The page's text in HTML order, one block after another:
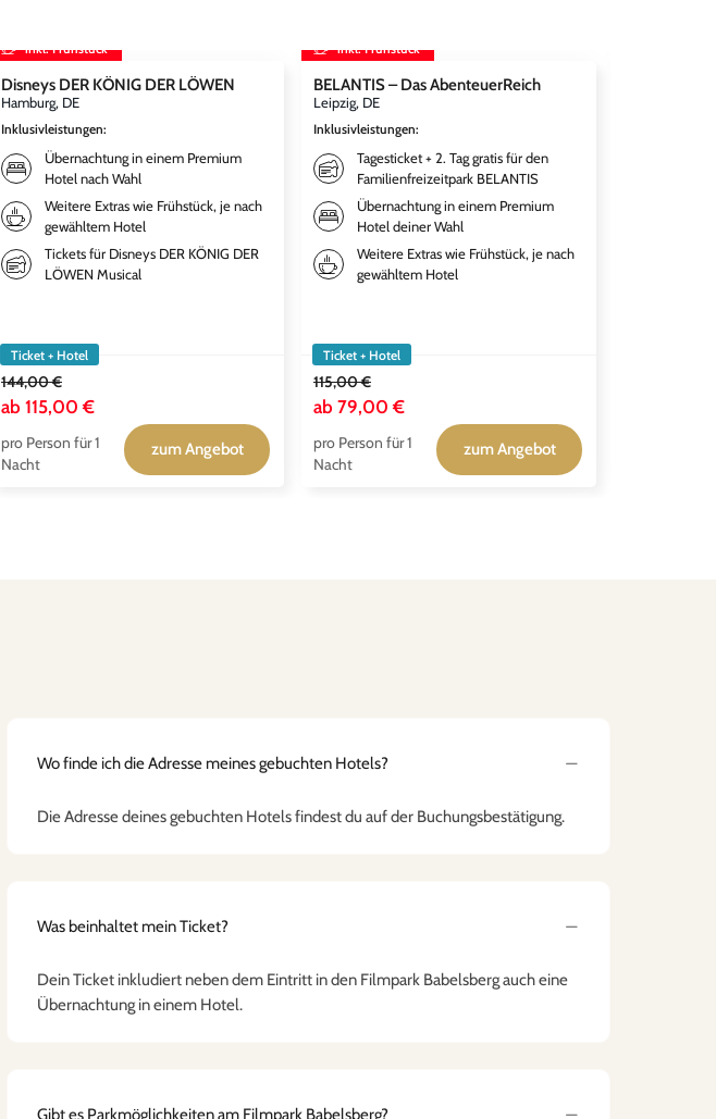
inkl. Frühstück
Disneys DER KÖNIG DER LÖWEN
Hamburg, DE
Inklusivleistungen:
Übernachtung in einem Premium
Hotel nach Wahl
Weitere Extras wie Frühstück, je nach
gewähltem Hotel
Tickets für Disneys DER KÖNIG DER
LÖWEN Musical
Ticket + Hotel
144,00 €
ab 115,00 €
pro Person für 1
Nacht
zum Angebot
inkl. Frühstück
BELANTIS – Das AbenteuerReich
Leipzig, DE
Inklusivleistungen:
Tagesticket + 2. Tag gratis für den
Familienfreizeitpark BELANTIS
Übernachtung in einem Premium
Hotel deiner Wahl
Weitere Extras wie Frühstück, je nach
gewähltem Hotel
Ticket + Hotel
115,00 €
ab 79,00 €
pro Person für 1
Nacht
zum Angebot
Wo finde ich die Adresse meines gebuchten Hotels?
Die Adresse deines gebuchten Hotels findest du auf der Buchungsbestätigung.
Was beinhaltet mein Ticket?
Dein Ticket inkludiert neben dem Eintritt in den Filmpark Babelsberg auch eine
Übernachtung in einem Hotel.
Gibt es Parkmöglichkeiten am Filmpark Babelsberg?